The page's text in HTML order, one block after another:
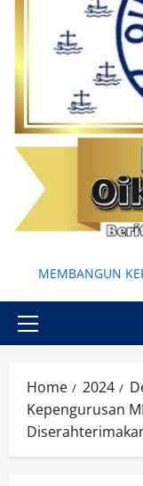
MEMBANGUN
Primary
Home 2024
Kepengurusan